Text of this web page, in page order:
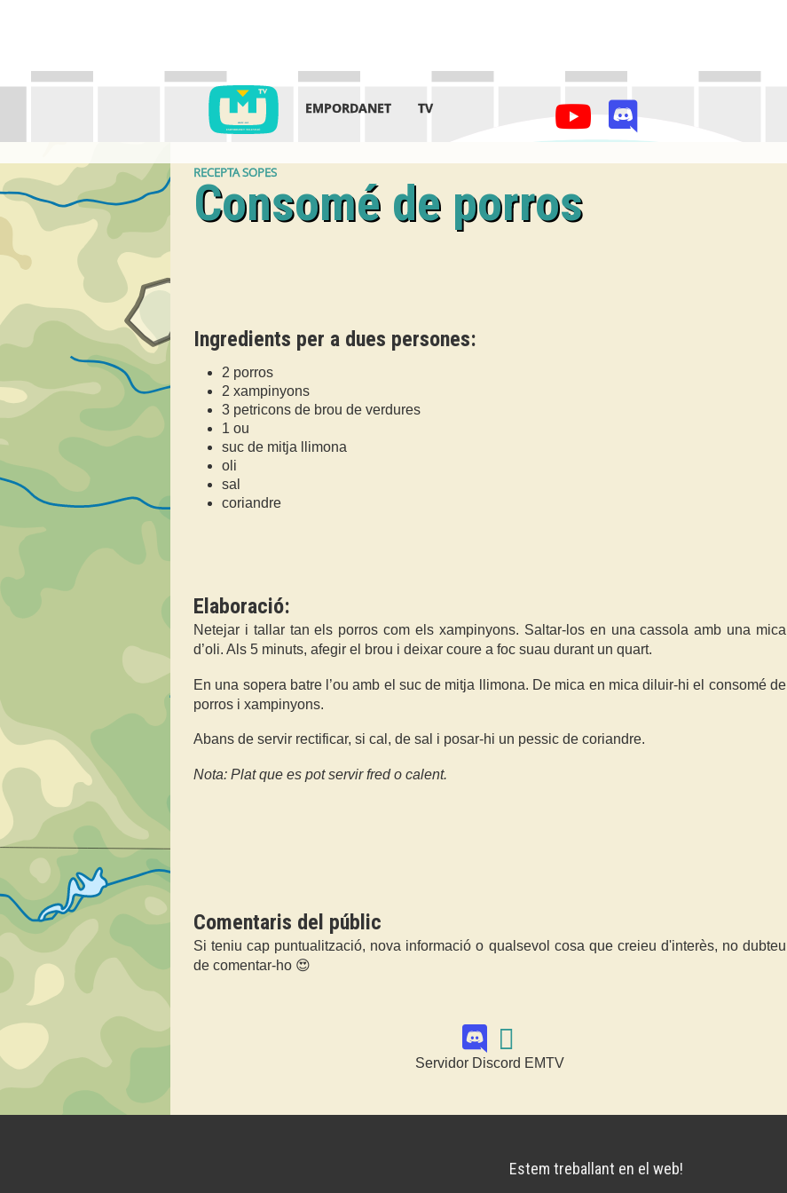
EMPORDANET TV
RECEPTA SOPES
Consomé de porros
Ingredients per a dues persones:
2 porros
2 xampinyons
3 petricons de brou de verdures
1 ou
suc de mitja llimona
oli
sal
coriandre
Elaboració:
Netejar i tallar tan els porros com els xampinyons. Saltar-los en una cassola amb una mica
d’oli. Als 5 minuts, afegir el brou i deixar coure a foc suau durant un quart.
En una sopera batre l’ou amb el suc de mitja llimona. De mica en mica diluir-hi el consomé de
porros i xampinyons.
Abans de servir rectificar, si cal, de sal i posar-hi un pessic de coriandre.
Nota: Plat que es pot servir fred o calent.
Comentaris del públic
Si teniu cap puntualització, nova informació o qualsevol cosa que creieu d'interès, no dubteu
de comentar-ho 😍
Servidor Discord EMTV
Estem treballant en el web!